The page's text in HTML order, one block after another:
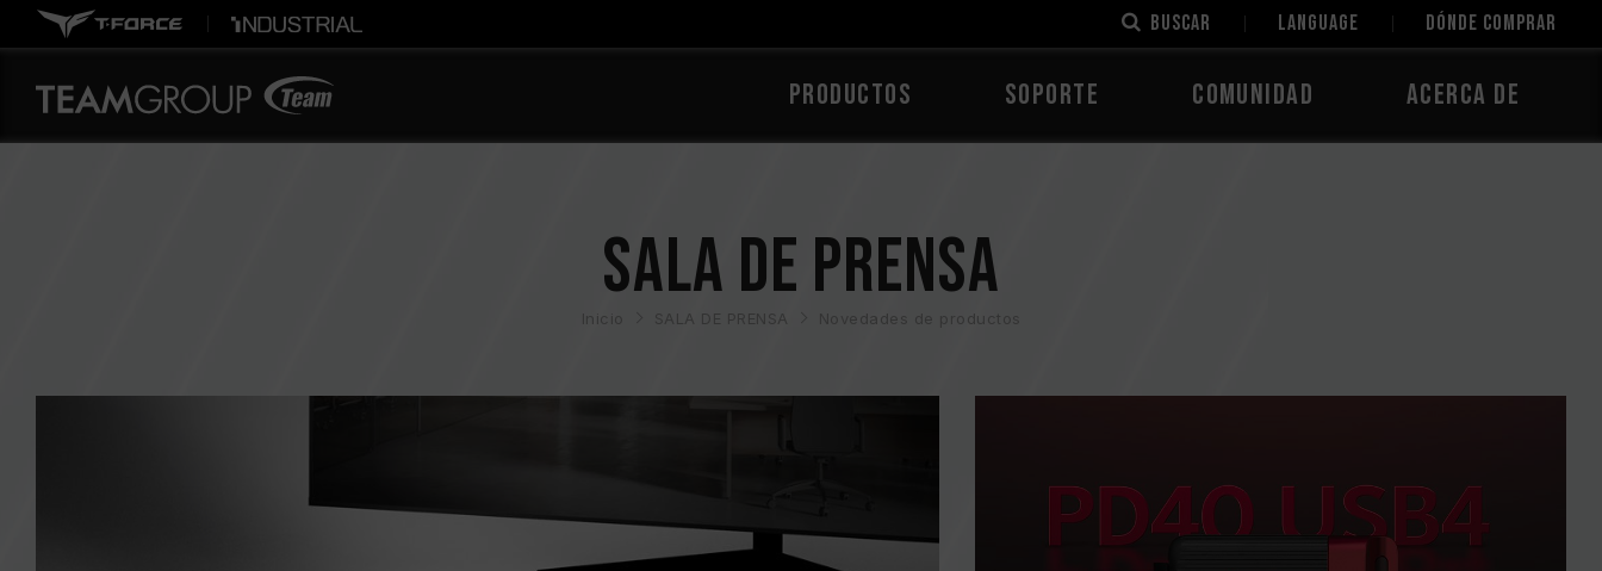
Buscar LANGUAGE Dónde comprar
PRODUCTOS Soporte Comunidad Acerca de
SALA DE PRENSA
Inicio SALA DE PRENSA Novedades de productos